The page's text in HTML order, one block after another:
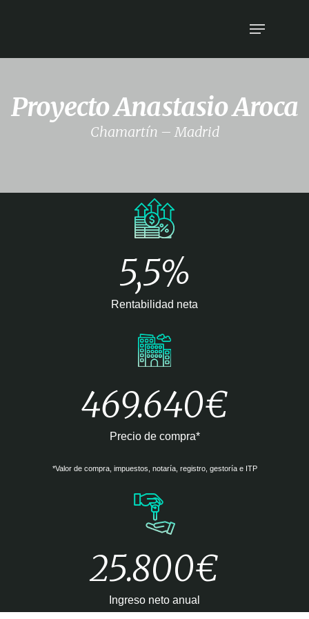
Proyecto Anastasio Aroca
Chamartín – Madrid
5,5%
Rentabilidad neta
469.640€
Precio de compra*
*Valor de compra, impuestos, notaría, registro, gestoría e ITP
25.800€
Ingreso neto anual